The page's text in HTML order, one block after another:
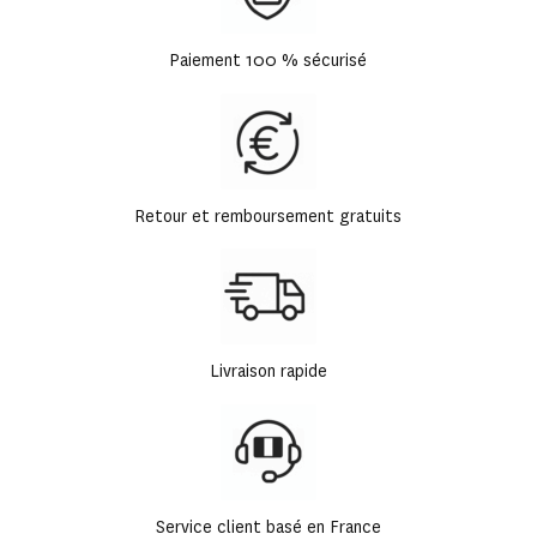
Paiement 100 % sécurisé
Retour et remboursement gratuits
Livraison rapide
Service client basé en France